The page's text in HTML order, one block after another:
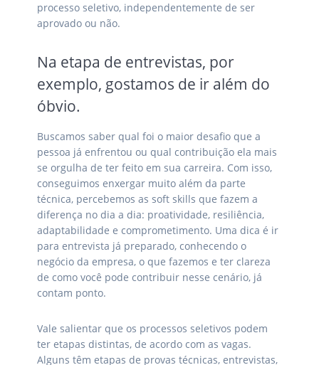
processo seletivo, independentemente de ser
aprovado ou não.
Na etapa de entrevistas, por
exemplo, gostamos de ir além do
óbvio.
Buscamos saber qual foi o maior desafio que a
pessoa já enfrentou ou qual contribuição ela mais
se orgulha de ter feito em sua carreira. Com isso,
conseguimos enxergar muito além da parte
técnica, percebemos as soft skills que fazem a
diferença no dia a dia: proatividade, resiliência,
adaptabilidade e comprometimento. Uma dica é ir
para entrevista já preparado, conhecendo o
negócio da empresa, o que fazemos e ter clareza
de como você pode contribuir nesse cenário, já
contam ponto.
Vale salientar que os processos seletivos podem
ter etapas distintas, de acordo com as vagas.
Alguns têm etapas de provas técnicas, entrevistas,